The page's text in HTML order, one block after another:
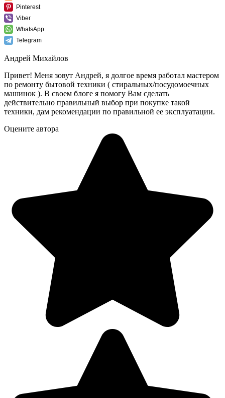
Pinterest
Viber
WhatsApp
Telegram
Андрей Михайлов
Привет! Меня зовут Андрей, я долгое время работал мастером
по ремонту бытовой техники ( стиральных/посудомоечных
машинок ). В своем блоге я помогу Вам сделать
действительно правильный выбор при покупке такой
техники, дам рекомендации по правильной ее эксплуатации.
Оцените автора